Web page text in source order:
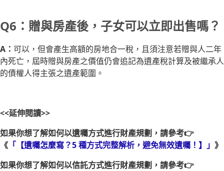
Q6：贈與房產後，子女可以立即出售嗎？
A： 可以，但會產生高額的房地合一稅，且須注意若贈與人二年
內死亡，屆時贈與房產之價值仍會追記為遺產稅計算及被繼承人
的債權人得主張之遺產範圍。
<<延伸閱讀>>
如果你想了解如何以遺囑方式進行財產規劃，請參考👉
《 「【遺囑怎麼寫？5 種方式完整解析，避免無效遺囑！】」 》
如果你想了解如何以信託方式進行財產規劃，請參考👉